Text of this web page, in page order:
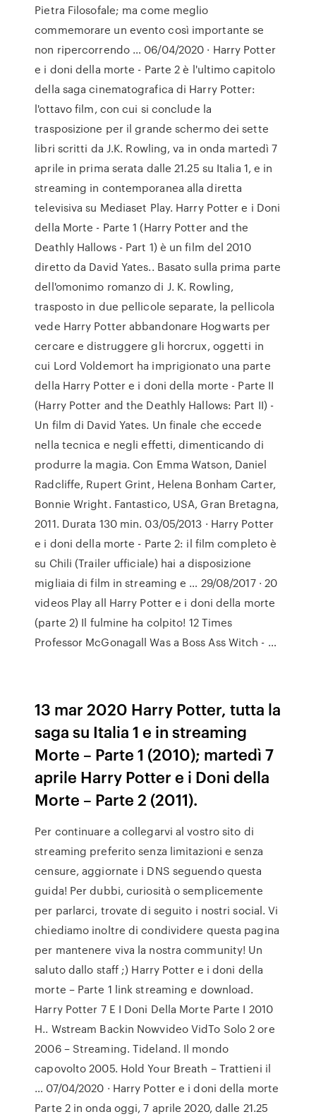
Pietra Filosofale; ma come meglio
commemorare un evento così importante se
non ripercorrendo … 06/04/2020 · Harry Potter
e i doni della morte - Parte 2 è l'ultimo capitolo
della saga cinematografica di Harry Potter:
l'ottavo film, con cui si conclude la
trasposizione per il grande schermo dei sette
libri scritti da J.K. Rowling, va in onda martedì 7
aprile in prima serata dalle 21.25 su Italia 1, e in
streaming in contemporanea alla diretta
televisiva su Mediaset Play. Harry Potter e i Doni
della Morte - Parte 1 (Harry Potter and the
Deathly Hallows - Part 1) è un film del 2010
diretto da David Yates.. Basato sulla prima parte
dell'omonimo romanzo di J. K. Rowling,
trasposto in due pellicole separate, la pellicola
vede Harry Potter abbandonare Hogwarts per
cercare e distruggere gli horcrux, oggetti in
cui Lord Voldemort ha imprigionato una parte
della Harry Potter e i doni della morte - Parte II
(Harry Potter and the Deathly Hallows: Part II) -
Un film di David Yates. Un finale che eccede
nella tecnica e negli effetti, dimenticando di
produrre la magia. Con Emma Watson, Daniel
Radcliffe, Rupert Grint, Helena Bonham Carter,
Bonnie Wright. Fantastico, USA, Gran Bretagna,
2011. Durata 130 min. 03/05/2013 · Harry Potter
e i doni della morte - Parte 2: il film completo è
su Chili (Trailer ufficiale) hai a disposizione
migliaia di film in streaming e … 29/08/2017 · 20
videos Play all Harry Potter e i doni della morte
(parte 2) Il fulmine ha colpito! 12 Times
Professor McGonagall Was a Boss Ass Witch - …
13 mar 2020 Harry Potter, tutta la
saga su Italia 1 e in streaming
Morte – Parte 1 (2010); martedì 7
aprile Harry Potter e i Doni della
Morte – Parte 2 (2011).
Per continuare a collegarvi al vostro sito di
streaming preferito senza limitazioni e senza
censure, aggiornate i DNS seguendo questa
guida! Per dubbi, curiosità o semplicemente
per parlarci, trovate di seguito i nostri social. Vi
chiediamo inoltre di condividere questa pagina
per mantenere viva la nostra community! Un
saluto dallo staff ;) Harry Potter e i doni della
morte – Parte 1 link streaming e download.
Harry Potter 7 E I Doni Della Morte Parte I 2010
H.. Wstream Backin Nowvideo VidTo Solo 2 ore
2006 – Streaming. Tideland. Il mondo
capovolto 2005. Hold Your Breath – Trattieni il
… 07/04/2020 · Harry Potter e i doni della morte
Parte 2 in onda oggi, 7 aprile 2020, dalle 21.25